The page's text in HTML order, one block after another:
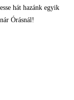
hát hazánk egyik
Órásnál!